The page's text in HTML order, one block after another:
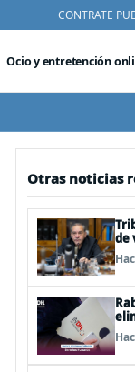
CONTRATE
Ocio y entretención
Otras noticias
de